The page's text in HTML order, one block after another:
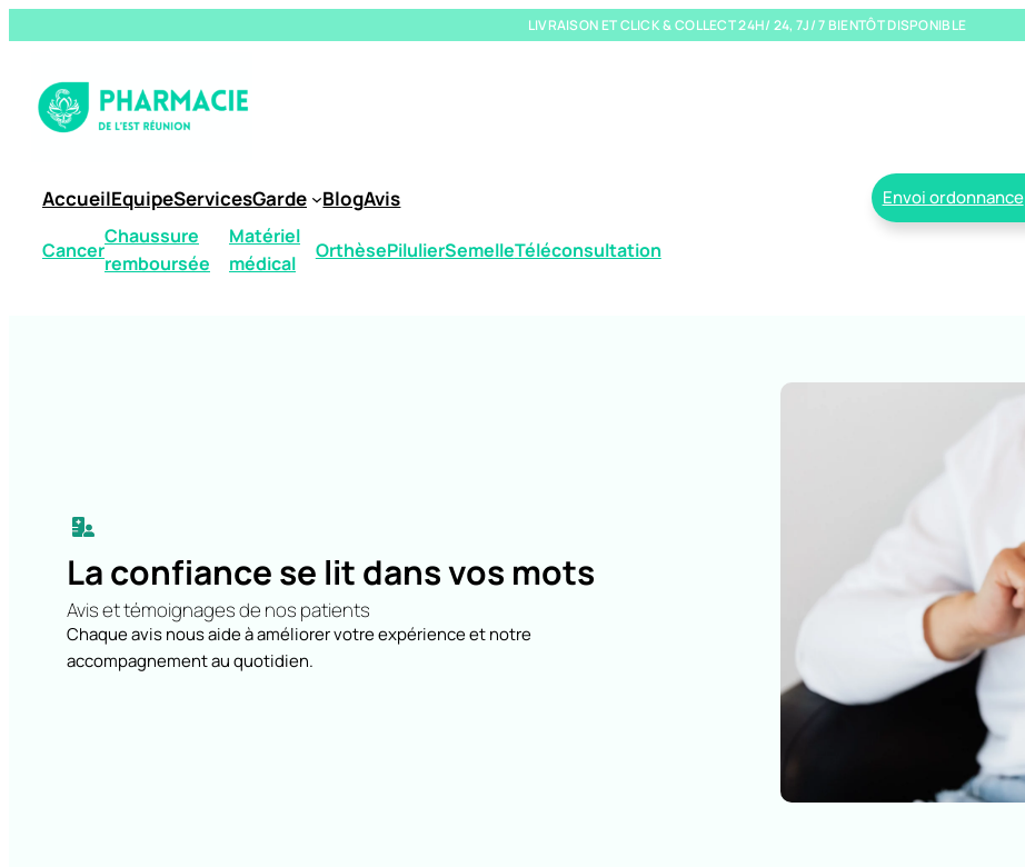
LIVRAISON ET CLICK & COLLECT 24H/ 24, 7J/ 7 BIENTÔT DISPONIBLE
AccueilEquipeServicesGarde BlogAvis Envoi ordonnance
Cancer
Chaussure
remboursée
Matériel
médical
OrthèsePilulierSemelleTéléconsultation
La confiance se lit dans vos mots
Avis et témoignages de nos patients
Chaque avis nous aide à améliorer votre expérience et notre
accompagnement au quotidien.